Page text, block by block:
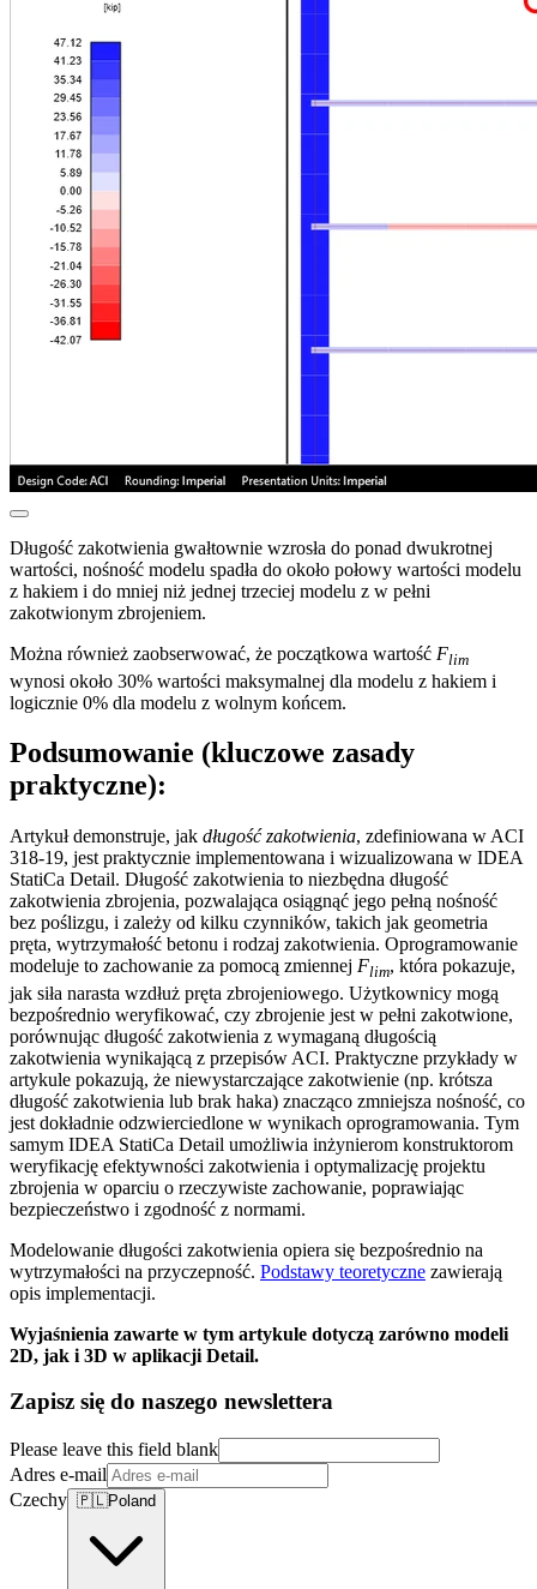
Długość zakotwienia gwałtownie wzrosła do ponad dwukrotnej
wartości, nośność modelu spadła do około połowy wartości modelu
z hakiem i do mniej niż jednej trzeciej modelu z w pełni
zakotwionym zbrojeniem.
Można również zaobserwować, że początkowa wartość Flim
wynosi około 30% wartości maksymalnej dla modelu z hakiem i
logicznie 0% dla modelu z wolnym końcem.
Podsumowanie (kluczowe zasady
praktyczne):
Artykuł demonstruje, jak długość zakotwienia, zdefiniowana w ACI
318-19, jest praktycznie implementowana i wizualizowana w IDEA
StatiCa Detail. Długość zakotwienia to niezbędna długość
zakotwienia zbrojenia, pozwalająca osiągnąć jego pełną nośność
bez poślizgu, i zależy od kilku czynników, takich jak geometria
pręta, wytrzymałość betonu i rodzaj zakotwienia. Oprogramowanie
modeluje to zachowanie za pomocą zmiennej Flim, która pokazuje,
jak siła narasta wzdłuż pręta zbrojeniowego. Użytkownicy mogą
bezpośrednio weryfikować, czy zbrojenie jest w pełni zakotwione,
porównując długość zakotwienia z wymaganą długością
zakotwienia wynikającą z przepisów ACI. Praktyczne przykłady w
artykule pokazują, że niewystarczające zakotwienie (np. krótsza
długość zakotwienia lub brak haka) znacząco zmniejsza nośność, co
jest dokładnie odzwierciedlone w wynikach oprogramowania. Tym
samym IDEA StatiCa Detail umożliwia inżynierom konstruktorom
weryfikację efektywności zakotwienia i optymalizację projektu
zbrojenia w oparciu o rzeczywiste zachowanie, poprawiając
bezpieczeństwo i zgodność z normami.
Modelowanie długości zakotwienia opiera się bezpośrednio na
wytrzymałości na przyczepność. Podstawy teoretyczne zawierają
opis implementacji.
Wyjaśnienia zawarte w tym artykule dotyczą zarówno modeli
2D, jak i 3D w aplikacji Detail.
Zapisz się do naszego newslettera
Please leave this field blank
Adres e-mail
Czechy 🇵🇱Poland